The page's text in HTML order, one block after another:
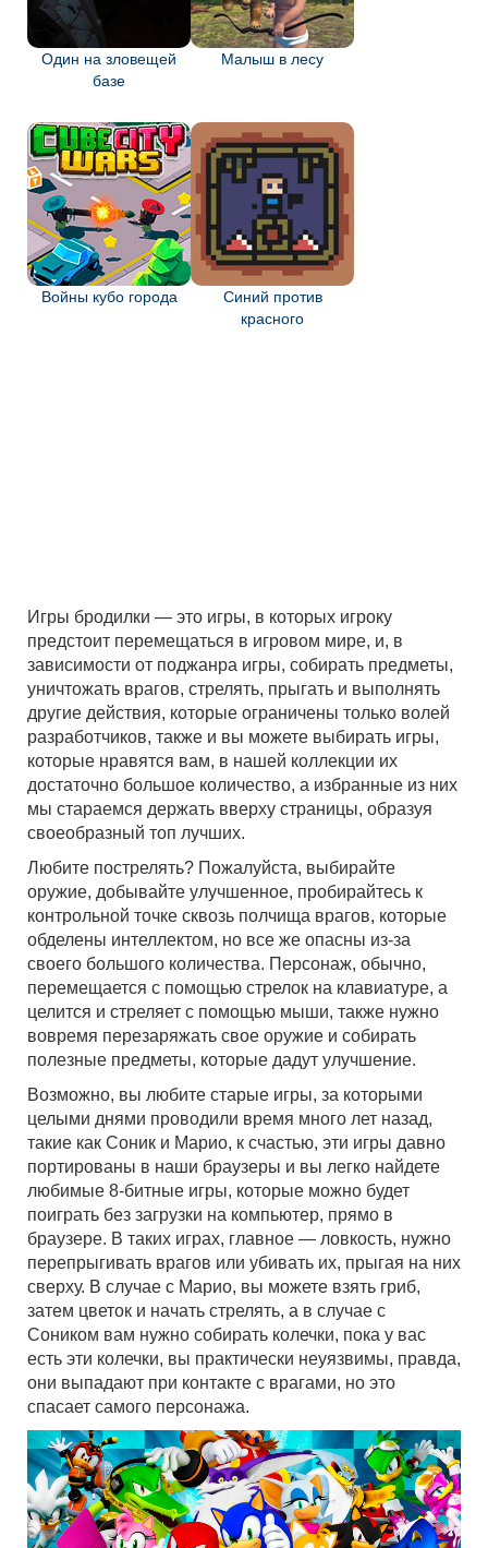
Один на зловещей
базе
Малыш в лесу
Войны кубо города
Синий против
красного
Игры бродилки — это игры, в которых игроку
предстоит перемещаться в игровом мире, и, в
зависимости от поджанра игры, собирать предметы,
уничтожать врагов, стрелять, прыгать и выполнять
другие действия, которые ограничены только волей
разработчиков, также и вы можете выбирать игры,
которые нравятся вам, в нашей коллекции их
достаточно большое количество, а избранные из них
мы стараемся держать вверху страницы, образуя
своеобразный топ лучших.
Любите пострелять? Пожалуйста, выбирайте
оружие, добывайте улучшенное, пробирайтесь к
контрольной точке сквозь полчища врагов, которые
обделены интеллектом, но все же опасны из-за
своего большого количества. Персонаж, обычно,
перемещается с помощью стрелок на клавиатуре, а
целится и стреляет с помощью мыши, также нужно
вовремя перезаряжать свое оружие и собирать
полезные предметы, которые дадут улучшение.
Возможно, вы любите старые игры, за которыми
целыми днями проводили время много лет назад,
такие как Соник и Марио, к счастью, эти игры давно
портированы в наши браузеры и вы легко найдете
любимые 8-битные игры, которые можно будет
поиграть без загрузки на компьютер, прямо в
браузере. В таких играх, главное — ловкость, нужно
перепрыгивать врагов или убивать их, прыгая на них
сверху. В случае с Марио, вы можете взять гриб,
затем цветок и начать стрелять, а в случае с
Соником вам нужно собирать колечки, пока у вас
есть эти колечки, вы практически неуязвимы, правда,
они выпадают при контакте с врагами, но это
спасает самого персонажа.